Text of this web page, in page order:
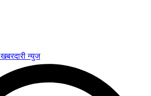
खबरदारी न्युज